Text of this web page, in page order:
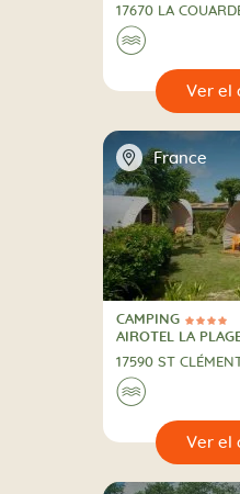
17670 LA
🌊
📍 France
4 Estrellas
CAMPING
CAMPING
AIROTEL LA
17590 ST
🌊